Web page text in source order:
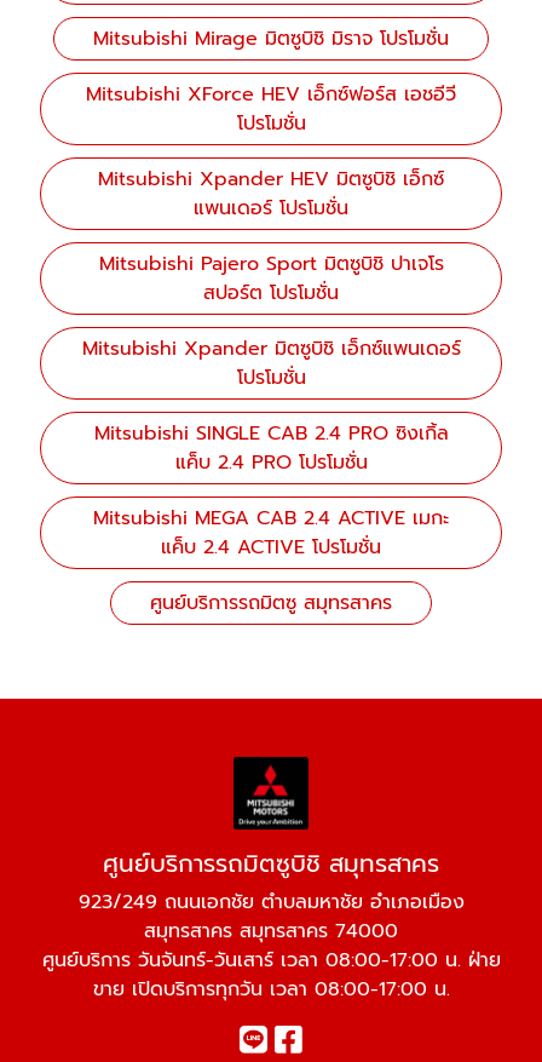
Mitsubishi Mirage มิตซูบิชิ มิราจ โปรโมชั่น
Mitsubishi XForce HEV เอ็กซ์ฟอร์ส เอชอีวี
โปรโมชั่น
Mitsubishi Xpander HEV มิตซูบิชิ เอ็กซ์
แพนเดอร์ โปรโมชั่น
Mitsubishi Pajero Sport มิตซูบิชิ ปาเจโร
สปอร์ต โปรโมชั่น
Mitsubishi Xpander มิตซูบิชิ เอ็กซ์แพนเดอร์
โปรโมชั่น
Mitsubishi SINGLE CAB 2.4 PRO ซิงเกิ้ล
แค็บ 2.4 PRO โปรโมชั่น
Mitsubishi MEGA CAB 2.4 ACTIVE เมกะ
แค็บ 2.4 ACTIVE โปรโมชั่น
ศูนย์บริการรถมิตซู สมุทรสาคร
ศูนย์บริการรถมิตซูบิชิ สมุทรสาคร
923/249 ถนนเอกชัย ตำบลมหาชัย อำเภอเมือง
สมุทรสาคร สมุทรสาคร 74000
ศูนย์บริการ วันจันทร์-วันเสาร์ เวลา 08:00-17:00 น. ฝ่าย
ขาย เปิดบริการทุกวัน เวลา 08:00-17:00 น.